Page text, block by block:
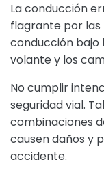
La conducción
flagrante por
conducción bajo
volante y los
No cumplir
seguridad vial.
combinaciones
causen daños y
accidente.